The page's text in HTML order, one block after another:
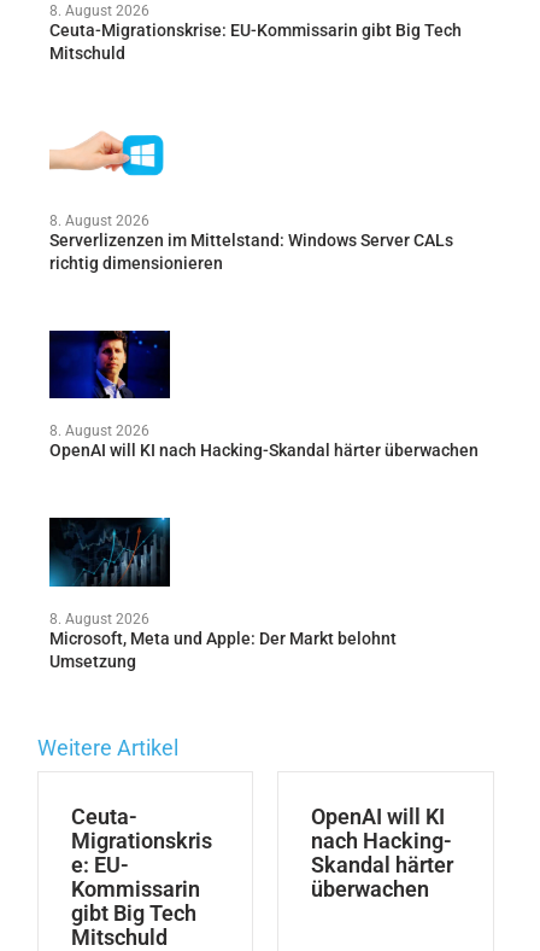
8. August 2026
Ceuta-Migrationskrise: EU-Kommissarin gibt Big Tech
Mitschuld
8. August 2026
Serverlizenzen im Mittelstand: Windows Server CALs
richtig dimensionieren
8. August 2026
OpenAI will KI nach Hacking-Skandal härter überwachen
8. August 2026
Microsoft, Meta und Apple: Der Markt belohnt
Umsetzung
Weitere Artikel
Ceuta-
Migrationskris
e: EU-
Kommissarin
gibt Big Tech
Mitschuld
OpenAI will KI
nach Hacking-
Skandal härter
überwachen